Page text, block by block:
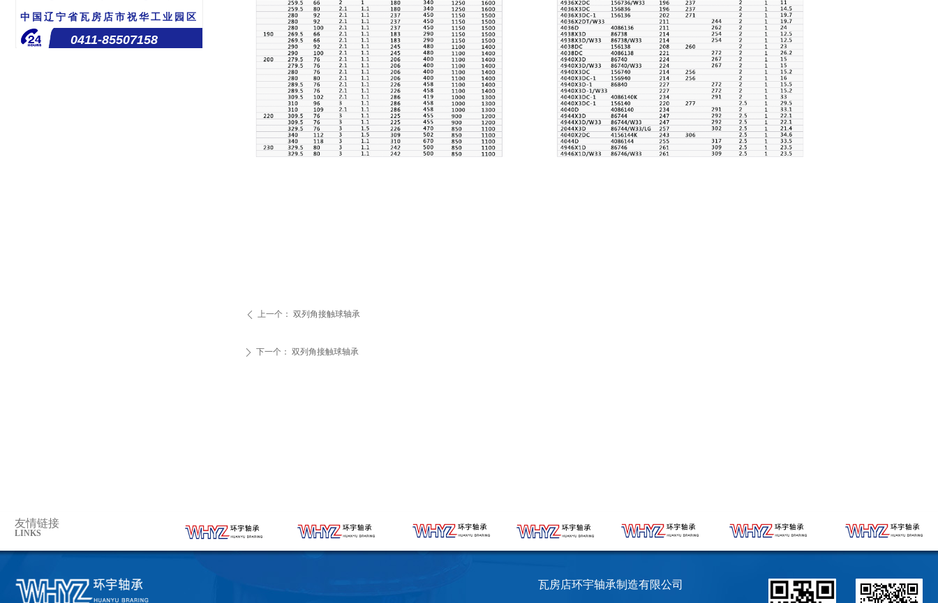
ꄲ 下一个： 双列角接触球轴承
ꄴ 上一个： 双列角接触球轴承
0411-85507158
中国辽宁省瓦房店市祝华工业园区
瓦房店环宇轴承制造有限公司
友情链接
LINKS